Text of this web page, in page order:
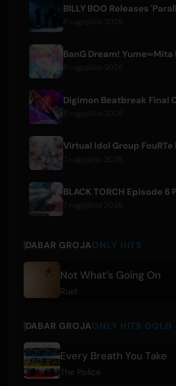
DABAR GROJAONLY HITS
Not What’s Going On
Ruel
DABAR GROJAONLY HITS GOLD
Every Breath You Take
The Police